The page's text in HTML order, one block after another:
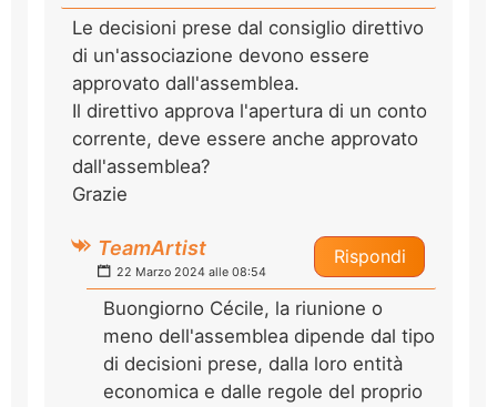
Le decisioni prese dal consiglio direttivo
di un'associazione devono essere
approvato dall'assemblea.
Il direttivo approva l'apertura di un conto
corrente, deve essere anche approvato
dall'assemblea?
Grazie
Rispondi
TeamArtist
22 Marzo 2024 alle 08:54
Buongiorno Cécile, la riunione o
meno dell'assemblea dipende dal tipo
di decisioni prese, dalla loro entità
economica e dalle regole del proprio